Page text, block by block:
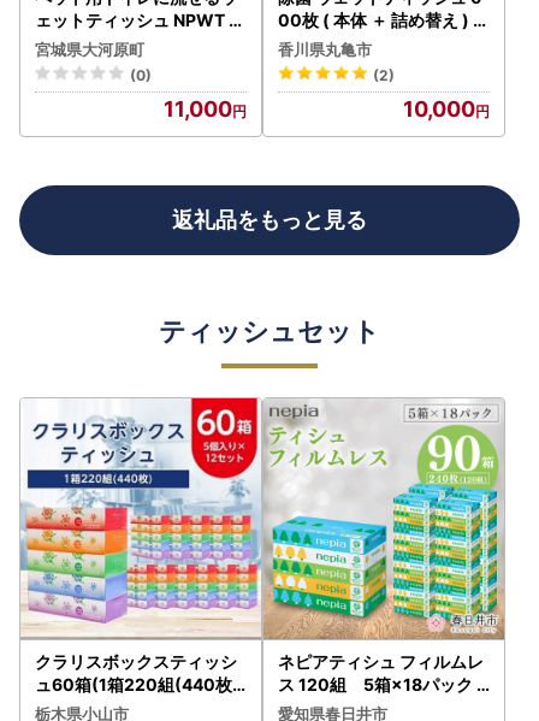
ェットティッシュ NPWT ペ
ット
宮城県大河原町
(0)
11,000
00枚 ( 本体 ＋ 詰め替え ) 業
務用 ウェットティッシュ 日
用品 日用品
香川県丸亀市
(2)
10,000
返礼品をもっと見る
ティッシュセット
クラリスボックスティッシ
ュ60箱(1箱220組(440枚))
(5個入り×12セット)【配送
栃木県小山市
ネピアティシュ フィルムレ
ス 120組 5箱×18パック |
ネピア ティッシュ
愛知県春日井市